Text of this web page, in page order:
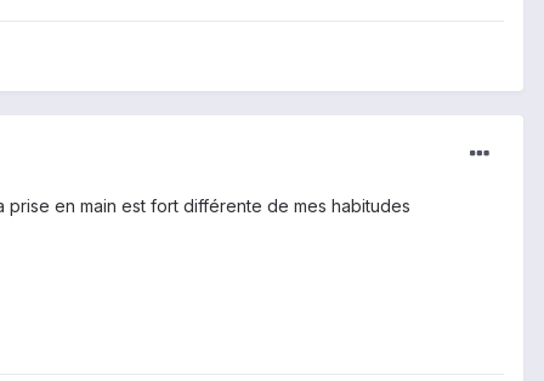
en main est fort différente de mes habitudes